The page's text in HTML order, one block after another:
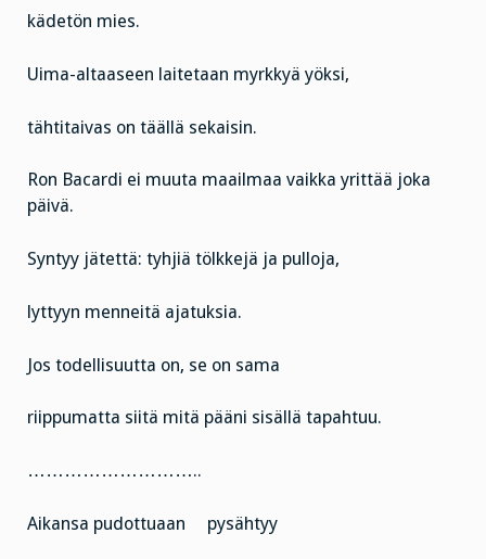
kädetön mies.
Uima-altaaseen laitetaan myrkkyä yöksi,
tähtitaivas on täällä sekaisin.
Ron Bacardi ei muuta maailmaa vaikka yrittää joka
päivä.
Syntyy jätettä: tyhjiä tölkkejä ja pulloja,
lyttyyn menneitä ajatuksia.
Jos todellisuutta on, se on sama
riippumatta siitä mitä pääni sisällä tapahtuu.
………………………..
Aikansa pudottuaan pysähtyy